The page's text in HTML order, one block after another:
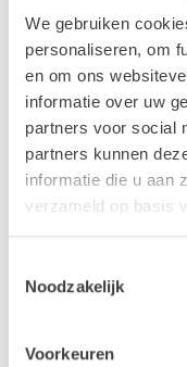
We gebruiken
personaliseren, om
en om ons
informatie over uw
partners voor social
partners kunnen
informatie die u aan
verzameld op basis
Noodzakelijk
Voorkeuren
Bos olijfblad
Mooie verse bos olijf
15,00 / 1 dag